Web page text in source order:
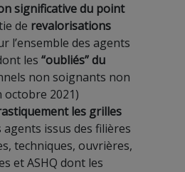
significative du point
de revalorisations
l’ensemble des agents
les “oubliés” du
non soignants non
octobre 2021)
les grilles
agents issus des filières
techniques, ouvrières,
et ASHQ dont les